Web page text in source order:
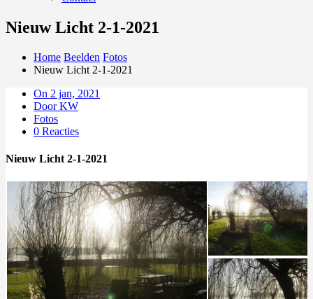
Nieuw Licht 2-1-2021
Home Beelden Fotos
Nieuw Licht 2-1-2021
On 2 jan, 2021
Door KW
Fotos
0 Reacties
Nieuw Licht 2-1-2021